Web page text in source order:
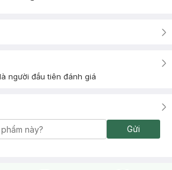
người đầu tiên đánh giá
Gửi